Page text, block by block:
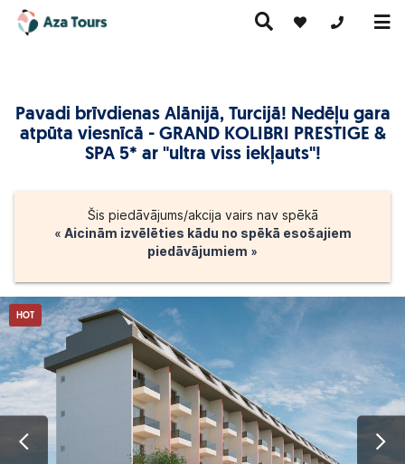
+371
Ceļojumi
pa Eiropu
(ar
lidmašīnu)
Kruīzi
Karstie
piedāvājumi
Pavadi brīvdienas Alānijā, Turcijā! Nedēļu gara
atpūta viesnīcā - GRAND KOLIBRI PRESTIGE &
SPA 5* ar "ultra viss iekļauts"!
Šis piedāvājums/akcija vairs nav spēkā
« Aicinām izvēlēties kādu no spēkā esošajiem
piedāvājumiem »
HOT